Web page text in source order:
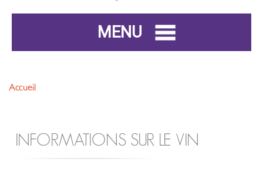
MENU
Accueil
INFORMATIONS SUR LE VIN